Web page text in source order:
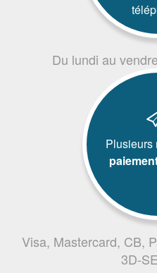
Du lundi au
Plusieurs
Visa, Mastercard, CB,
3D-